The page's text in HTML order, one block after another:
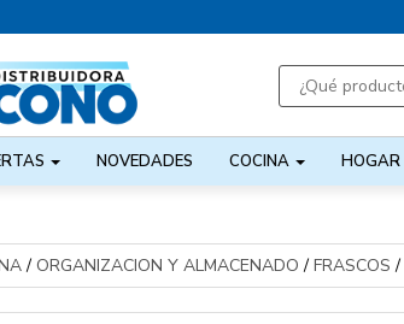
NOVEDADES COCINA HOGAR
/ ORGANIZACION Y ALMACENADO / FRASCOS /